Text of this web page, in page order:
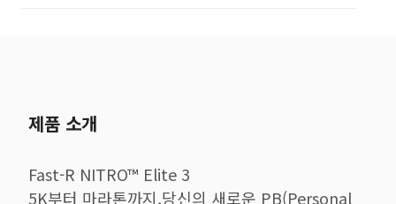
제품 소개
Fast-R NITRO™ Elite 3
5K부터 마라톤까지,당신의 새로운 PB(Personal